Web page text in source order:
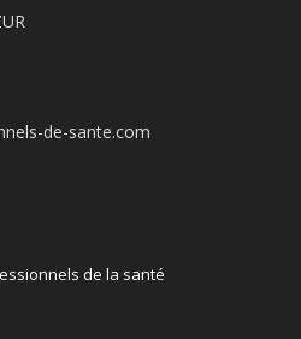
de-sante.com
de la santé